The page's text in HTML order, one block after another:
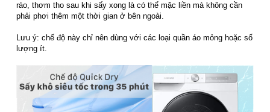
ráo, thơm tho sau khi sấy xong là có thể mặc liền mà không cần
phải phơi thêm một thời gian ở bên ngoài.
Lưu ý: chế độ này chỉ nên dùng với các loại quần áo mỏng hoặc số
lượng ít.